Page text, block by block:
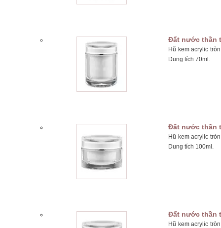
Đất nước thần
Hũ kem acrylic
Dung tích 70ml.
Đất nước thần
Hũ kem acrylic
Dung tích 100ml.
Đất nước thần
Hũ kem acrylic